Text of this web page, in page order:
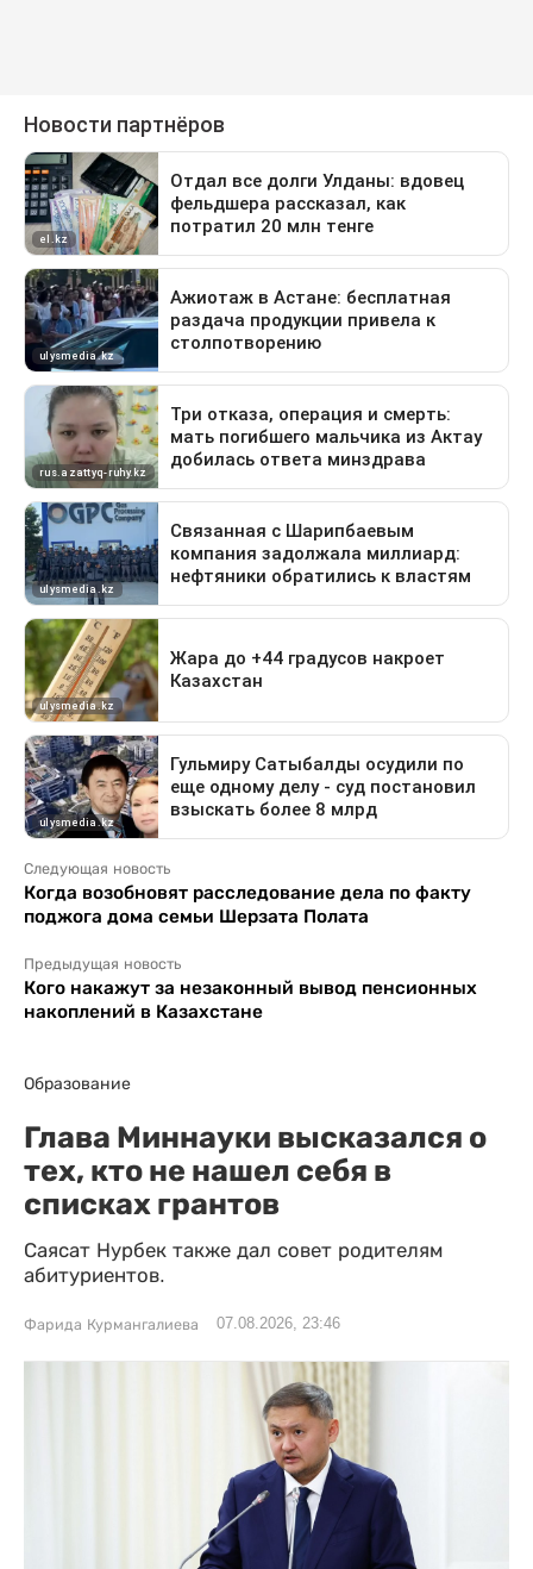
Следующая новость
Когда возобновят расследование дела по факту
поджога дома семьи Шерзата Полата
Предыдущая новость
Кого накажут за незаконный вывод пенсионных
накоплений в Казахстане
Образование
Глава Миннауки высказался о
тех, кто не нашел себя в
списках грантов
Саясат Нурбек также дал совет родителям
абитуриентов.
Фарида Курмангалиева 07.08.2026, 23:46